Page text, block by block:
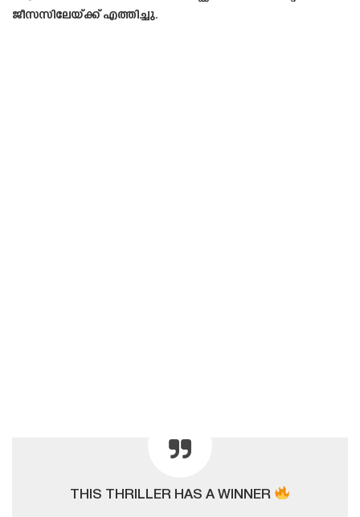
ജീസസിലേയ്ക്ക് എത്തിച്ചു.
THIS THRILLER HAS A WINNER